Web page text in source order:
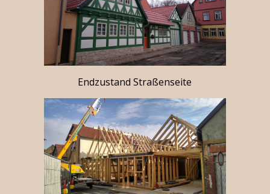
Endzustand Straßenseite